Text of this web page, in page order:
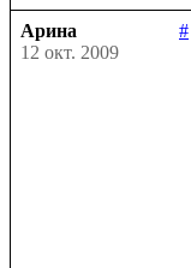
Арина
#
12 окт. 2009